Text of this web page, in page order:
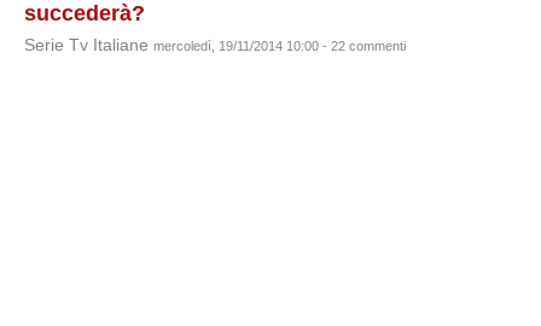
succederà?
Serie Tv Italiane mercoledì, 19/11/2014 10:00 - 22 commenti